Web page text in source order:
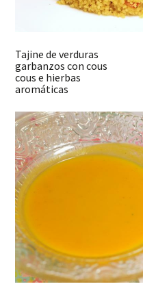
Tajine de verduras
garbanzos con cous
cous e hierbas
aromáticas